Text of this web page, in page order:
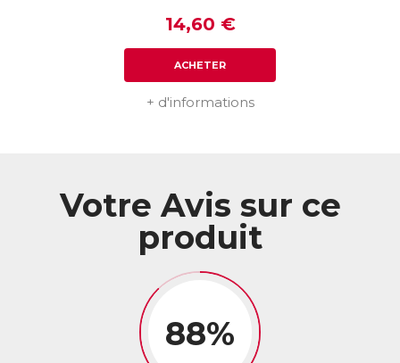
14,60 €
ACHETER
+ d'informations
Votre Avis sur ce
produit
88%